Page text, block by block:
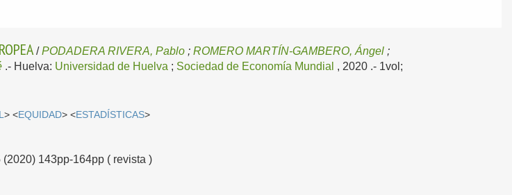
/PODADERA RIVERA, Pablo ;ROMERO MARTÍN-GAMBERO, Ángel ;
.- Huelva: Universidad de Huelva ; Sociedad de Economía Mundial , 2020 .- 1vol;
> <EQUIDAD> <ESTADÍSTICAS>
(2020) 143pp-164pp ( revista )